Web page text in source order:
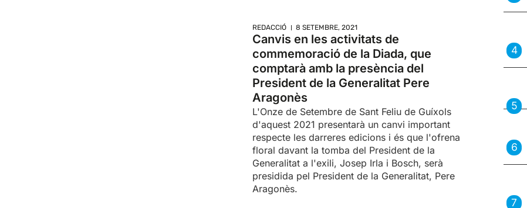
REDACCIÓ 8 SETEMBRE, 2021
Canvis en les activitats de
commemoració de la Diada, que
comptarà amb la presència del
President de la Generalitat Pere
Aragonès
L'Onze de Setembre de Sant Feliu de Guíxols
d'aquest 2021 presentarà un canvi important
respecte les darreres edicions i és que l'ofrena
floral davant la tomba del President de la
Generalitat a l'exili, Josep Irla i Bosch, serà
presidida pel President de la Generalitat, Pere
Aragonès.